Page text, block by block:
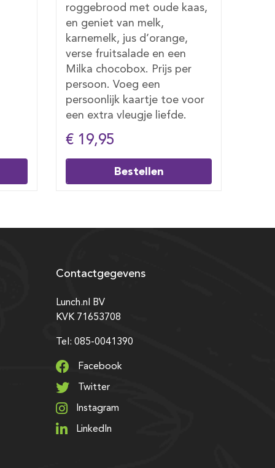
vis. Geniet van melk,
karnemelk, jus d’orange, een
verse fruitsalade en een
Milka chocobox. Prijs per
persoon. Voeg een
persoonlijk kaartje toe voor
een extra vleugje liefde.
€ 19,50
Bestellen
Contactgegevens
Lunch.nl BV
KVK 71653708
Tel: 085-0041390
Facebook
Twitter
Instagram
LinkedIn